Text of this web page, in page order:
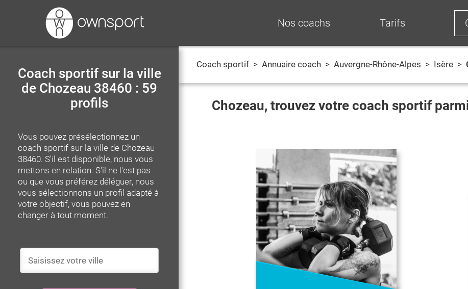
Nos coachs Tarifs
Coach sportif sur la ville
de Chozeau 38460 : 59
profils
Vous pouvez présélectionnez un
coach sportif sur la ville de Chozeau
38460. S'il est disponible, nous vous
mettons en relation. S'il ne l'est pas
ou que vous préférez déléguer, nous
vous sélectionnons un profil adapté à
votre objectif, vous pouvez en
changer à tout moment.
Coach sportif > Annuaire coach > Auvergne-Rhône-Alpes > Isère >
Chozeau, trouvez votre coach sportif